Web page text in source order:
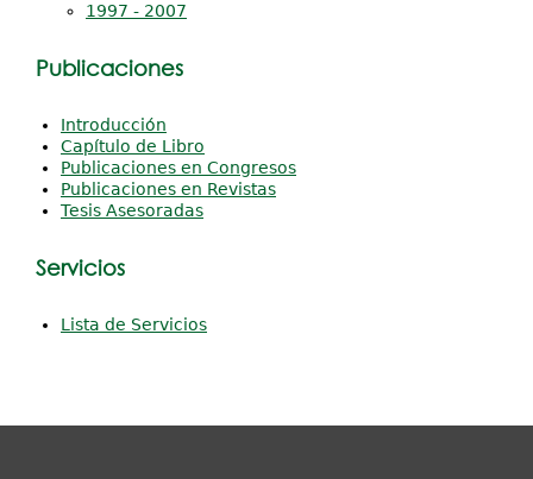
1997 - 2007
Publicaciones
Introducción
Capítulo de Libro
Publicaciones en Congresos
Publicaciones en Revistas
Tesis Asesoradas
Servicios
Lista de Servicios